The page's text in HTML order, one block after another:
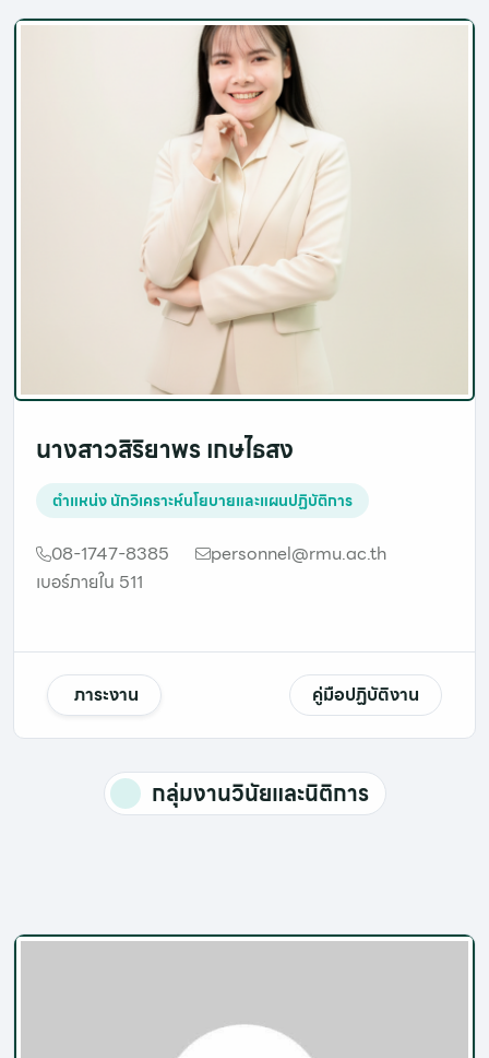
นางสาวสิริยาพร เกษไธสง
ตำแหน่งนักวิเคราะห์นโยบายและแผนปฏิบัติการ
08-1747-8385
personnel@rmu.ac.th
เบอร์ภายใน 511
ภาระงาน คู่มือปฏิบัติงาน
กลุ่มงานวินัยและนิติการ